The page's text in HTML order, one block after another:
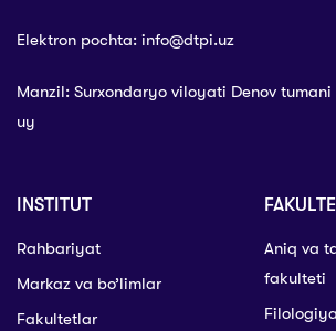
Elektron pochta: info@dtpi.uz
Manzil: Surxondaryo viloyati Denov tumani
uy
INSTITUT
Rahbariyat
Markaz va bo’limlar
Fakultetlar
Aniq va
fakulteti